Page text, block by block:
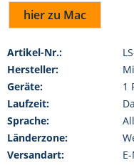
hier zu Mac
Artikel-Nr.:
Hersteller:
Geräte:
1
Laufzeit:
Sprache:
Länderzone:
Versandart: